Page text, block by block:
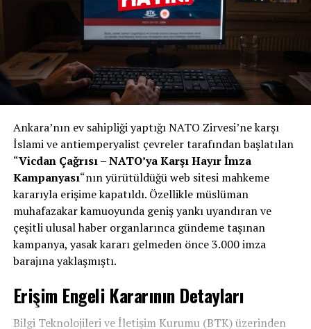
Ankara’nın ev sahipliği yaptığı NATO Zirvesi’ne karşı
İslami ve antiemperyalist çevreler tarafından başlatılan
“Vicdan Çağrısı – NATO’ya Karşı Hayır İmza
Kampanyası“nın yürütüldüğü web sitesi mahkeme
kararıyla erişime kapatıldı. Özellikle müslüman
muhafazakar kamuoyunda geniş yankı uyandıran ve
çeşitli ulusal haber organlarınca gündeme taşınan
kampanya, yasak kararı gelmeden önce 3.000 imza
barajına yaklaşmıştı.
Erişim Engeli Kararının Detayları
Bilgi Teknolojileri ve İletişim Kurumu (BTK) üzerinden